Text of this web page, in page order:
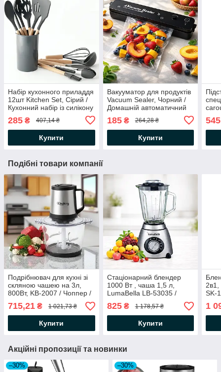
Набір кухонного приладдя
12шт Kitchen Set, Сірий /
Кухонний набір із силікону
285 ₴ 407,14 ₴
Купити
Вакууматор для продуктів
Vacuum Sealer, Чорний /
Домашній автоматичний
185₴ 264,28 ₴
Купити
545
Подібні товари компанії
Подрібнювач для кухні зі
скляною чашею на 3л,
800Вт, KB-2007 / Чоппер /
Блендер подрібнювач
кухонний
715,21 ₴ 1 021,73 ₴
Купити
Стаціонарний блендер
1000 Вт , чаша 1,5 л,
LumaBella LB-53035 /
Міксер-блендер / Блендер
для коктейлів / Кавомолка
825₴ 1 178,57 ₴
Купити
2в1,
SK-
1
Акційні пропозиції та новинки
–30% –30%